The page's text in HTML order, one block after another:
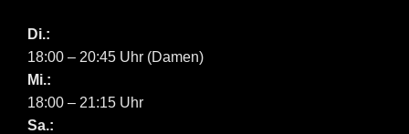
Di.:
18:00 – 20:45 Uhr (Damen)
Mi.:
18:00 – 21:15 Uhr
Sa.: